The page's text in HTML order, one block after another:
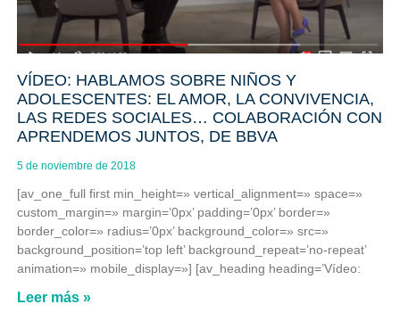
VÍDEO: HABLAMOS SOBRE NIÑOS Y
ADOLESCENTES: EL AMOR, LA CONVIVENCIA,
LAS REDES SOCIALES… COLABORACIÓN CON
APRENDEMOS JUNTOS, DE BBVA
5 de noviembre de 2018
[av_one_full first min_height=» vertical_alignment=» space=»
custom_margin=» margin=’0px’ padding=’0px’ border=»
border_color=» radius=’0px’ background_color=» src=»
background_position=’top left’ background_repeat=’no-repeat’
animation=» mobile_display=»] [av_heading heading=’Vídeo:
Leer más »